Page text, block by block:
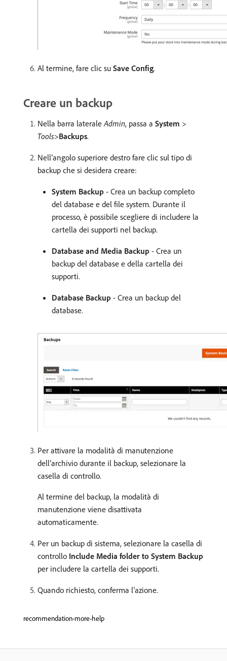
Al termine, fare clic su Save Config.
Creare un backup
Nella barra lateraleAdmin, passa a System >
Tools>Backups.
Nell’angolo superiore destro fare clic sul tipo di
backup che si desidera creare:
System Backup - Crea un backup completo
del database e del file system. Durante il
processo, è possibile scegliere di includere la
cartella dei supporti nel backup.
Database and Media Backup - Crea un
backup del database e della cartella dei
supporti.
Database Backup - Crea un backup del
database.
Per attivare la modalità di manutenzione
dell’archivio durante il backup, selezionare la
casella di controllo.
Al termine del backup, la modalità di
manutenzione viene disattivata
automaticamente.
Per un backup di sistema, selezionare la casella di
controllo Include Media folder to System Backup
per includere la cartella dei supporti.
Quando richiesto, conferma l’azione.
recommendation-more-help